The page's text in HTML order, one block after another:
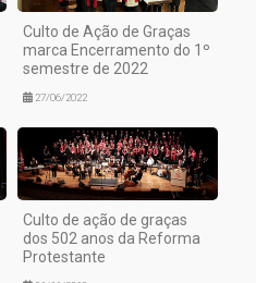
Culto de Ação de Graças
marca Encerramento do 1º
semestre de 2022
27/06/2022
Culto de ação de graças
dos 502 anos da Reforma
Protestante